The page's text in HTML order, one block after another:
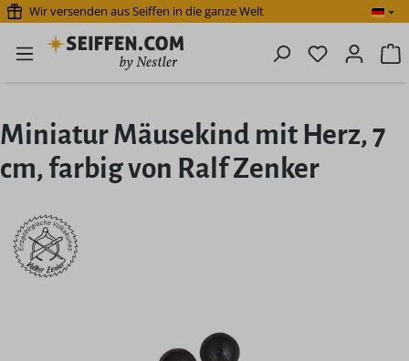
Zum Hauptinhalt springen
Wir versenden aus Seiffen in die ganze Welt
Du hast 0
Miniatur Mäusekind mit Herz, 7
cm, farbig von Ralf Zenker
Bildergalerie überspringen